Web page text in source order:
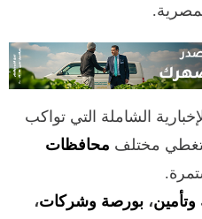
الشاملة التي تواكب
مختلف محافظات
وتأمين، بورصة وشركات،